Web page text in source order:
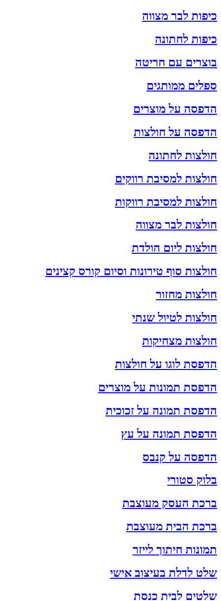
כיפות לבר מצווה
כיפות לחתונה
בוצרים עם חריטה
ספלים ממותגים
הדפסה על מוצרים
הדפסה על חולצות
חולצות לחתונה
חולצות למסיבת רווקים
חולצות למסיבת רווקות
חולצות לבר מצווה
חולצות ליום הולדת
חולצות סוף טירונות וסיום קורס קצינים
חולצות מחזור
חולצות לטיול שנתי
חולצות מצחיקות
הדפסת לוגו על חולצות
הדפסת תמונות על מוצרים
הדפסת תמונה על זכוכית
הדפסת תמונה על עץ
הדפסה על קנבס
בלוק סטורי
ברכת העסק מעוצבת
ברכת הבית מעוצבת
תמונות חיתוך לייזר
שלט לדלת בעיצוב אישי
שלטים לבית כנסת